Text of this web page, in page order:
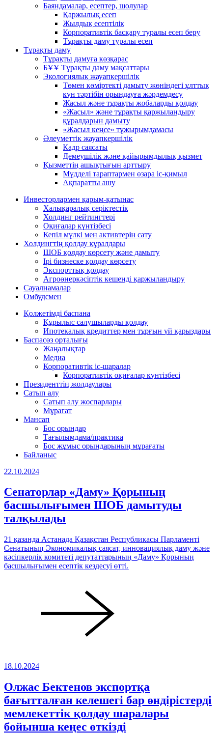
Баяндамалар, есептер, шолулар
Қаржылық есеп
Жылдық есептілік
Корпоративтік басқару туралы есеп беру
Тұрақты даму туралы есеп
Тұрақты даму
Тұрақты дамуға көзқарас
БҰҰ Тұрақты даму мақсаттары
Экологиялық жауапкершілік
Төмен көміртекті дамыту жөніндегі ұлттық
күн тәртібін орындауға жәрдемдесу
Жасыл және тұрақты жобаларды қолдау
«Жасыл» және тұрақты қаржыландыру
құралдарын дамыту
«Жасыл кеңсе» тұжырымдамасы
Әлеуметтік жауапкершілік
Кадр саясаты
Демеушілік және қайырымдылық қызмет
Қызметтің ашықтығын арттыру
Мүдделі тараптармен өзара іс-қимыл
Ақпаратты ашу
Инвесторлармен қарым-қатынас
Халықаралық серіктестік
Холдинг рейтингтері
Оқиғалар күнтізбесі
Кепіл мүлкі мен активтерін сату
Холдингтің қолдау құралдары
ШОБ қолдау көрсету және дамыту
Ірі бизнеске қолдау көрсету
Экспорттық қолдау
Агроөнеркәсіптік кешенді қаржыландыру
Сауалнамалар
Омбудсмен
Қолжетімді баспана
Құрылыс салушыларды қолдау
Ипотекалық кредиттер мен тұрғын үй қарыздары
Баспасөз орталығы
Жаңалықтар
Медиа
Корпоративтік іс-шаралар
Корпоративтік оқиғалар күнтізбесі
Президенттің жолдаулары
Сатып алу
Сатып алу жоспарлары
Мұрағат
Мансап
Бос орындар
Тағылымдама/практика
Бос жұмыс орындарының мұрағаты
Байланыс
22.10.2024
Сенаторлар «Даму» Қорының
басшылығымен ШОБ дамытуды
талқылады
21 қазанда Астанада Қазақстан Республикасы Парламенті
Сенатының Экономикалық саясат, инновациялық даму және
кәсіпкерлік комитеті депутаттарының «Даму» Қорының
басшылығымен есептік кездесуі өтті.
18.10.2024
Олжас Бектенов экспортқа
бағытталған келешегі бар өндірістерді
мемлекеттік қолдау шаралары
бойынша кеңес өткізді